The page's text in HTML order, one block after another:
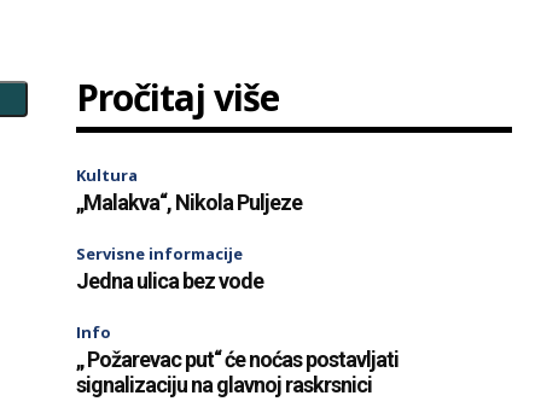
Pročitaj više
Kultura
„Malakva“, Nikola Puljeze
Servisne informacije
Jedna ulica bez vode
Info
„ Požarevac put“ će noćas postavljati
signalizaciju na glavnoj raskrsnici